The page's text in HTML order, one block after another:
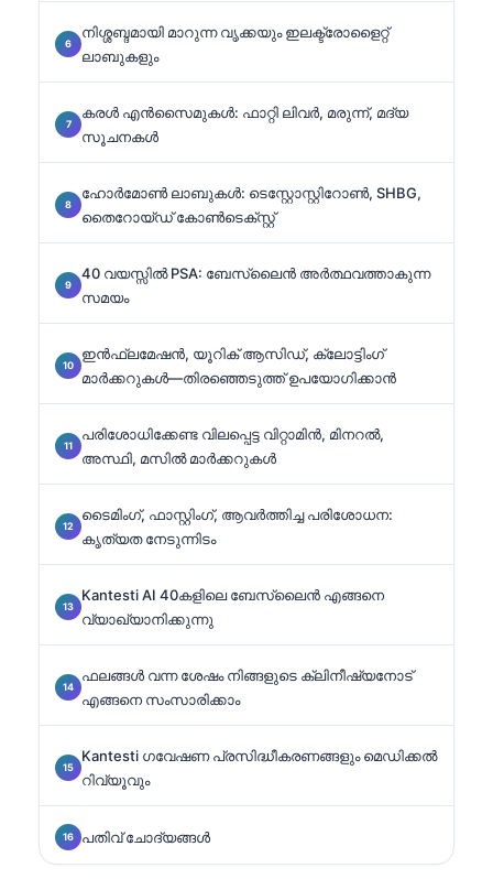
നിശ്ശബ്ദമായി മാറുന്ന വൃക്കയും ഇലക്ട്രോളൈറ്റ്
ലാബുകളും
കരൾ എൻസൈമുകൾ: ഫാറ്റി ലിവർ, മരുന്ന്, മദ്യ
സൂചനകൾ
ഹോർമോൺ ലാബുകൾ: ടെസ്റ്റോസ്റ്റിറോൺ, SHBG,
തൈറോയ്ഡ് കോൺടെക്സ്റ്റ്
40 വയസ്സിൽ PSA: ബേസ്ലൈൻ അർത്ഥവത്താകുന്ന
സമയം
ഇൻഫ്ലമേഷൻ, യൂറിക് ആസിഡ്, ക്ലോട്ടിംഗ്
മാർക്കറുകൾ—തിരഞ്ഞെടുത്ത് ഉപയോഗിക്കാൻ
പരിശോധിക്കേണ്ട വിലപ്പെട്ട വിറ്റാമിൻ, മിനറൽ,
അസ്ഥി, മസിൽ മാർക്കറുകൾ
ടൈമിംഗ്, ഫാസ്റ്റിംഗ്, ആവർത്തിച്ച പരിശോധന:
കൃത്യത നേടുന്നിടം
Kantesti AI 40കളിലെ ബേസ്ലൈൻ എങ്ങനെ
വ്യാഖ്യാനിക്കുന്നു
ഫലങ്ങൾ വന്ന ശേഷം നിങ്ങളുടെ ക്ലിനീഷ്യനോട്
എങ്ങനെ സംസാരിക്കാം
Kantesti ഗവേഷണ പ്രസിദ്ധീകരണങ്ങളും മെഡിക്കൽ
റിവ്യൂവും
പതിവ് ചോദ്യങ്ങൾ